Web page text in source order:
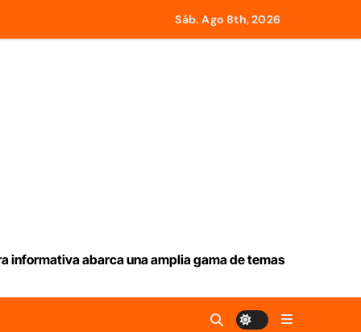
lluvia
de aranceles
Sáb. Ago 8th, 2026
informativa abarca una amplia gama de temas